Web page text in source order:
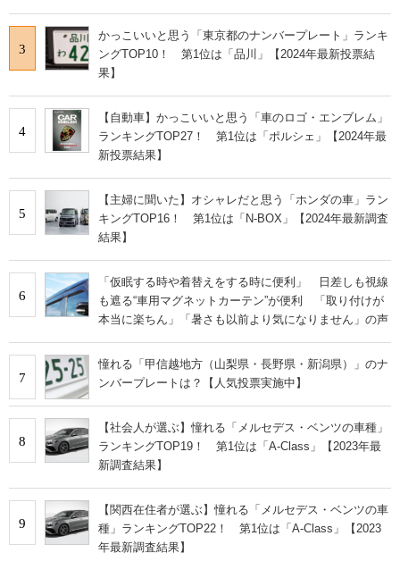
3
かっこいいと思う「東京都のナンバープレート」ランキ
ングTOP10！ 第1位は「品川」【2024年最新投票結
果】
4
【自動車】かっこいいと思う「車のロゴ・エンブレム」
ランキングTOP27！ 第1位は「ポルシェ」【2024年最
新投票結果】
5
【主婦に聞いた】オシャレだと思う「ホンダの車」ラン
キングTOP16！ 第1位は「N-BOX」【2024年最新調査
結果】
6
「仮眠する時や着替えをする時に便利」 日差しも視線
も遮る“車用マグネットカーテン”が便利 「取り付けが
本当に楽ちん」「暑さも以前より気になりません」の声
7
憧れる「甲信越地方（山梨県・長野県・新潟県）」のナ
ンバープレートは？【人気投票実施中】
8
【社会人が選ぶ】憧れる「メルセデス・ベンツの車種」
ランキングTOP19！ 第1位は「A-Class」【2023年最
新調査結果】
9
【関西在住者が選ぶ】憧れる「メルセデス・ベンツの車
種」ランキングTOP22！ 第1位は「A-Class」【2023
年最新調査結果】